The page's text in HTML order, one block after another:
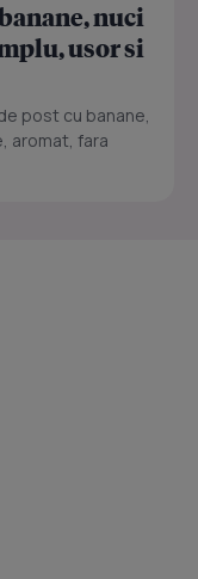
nuci
usor si
post cu banane,
aromat, fara